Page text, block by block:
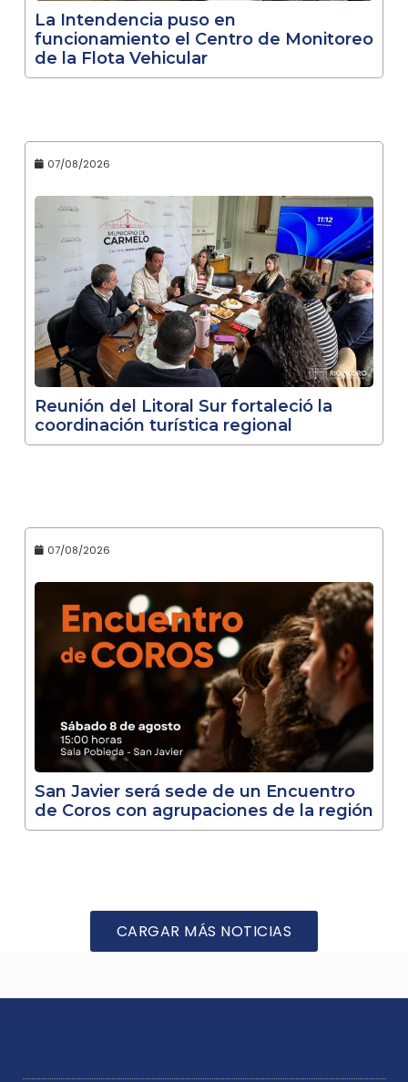
La Intendencia puso en
funcionamiento el Centro de Monitoreo
de la Flota Vehicular
07/08/2026
Reunión del Litoral Sur fortaleció la
coordinación turística regional
07/08/2026
San Javier será sede de un Encuentro
de Coros con agrupaciones de la región
CARGAR MÁS NOTICIAS